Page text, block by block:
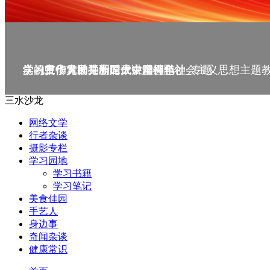
庆祝中华人民共和国成立75周年
学习贯彻党的二十届三中全会精神_专题
党的二十大精神理论大讲堂--理论
学习宣传贯彻党的二十大精神
学习贯彻习近平新时代中国特色社会主义思想主题
三水沙龙
网络文学
行者杂谈
摄影专栏
学习园地
学习书籍
学习笔记
美食佳园
手艺人
身边事
奇闻杂谈
健康常识